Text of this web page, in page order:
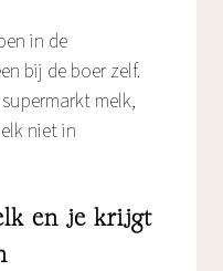
in de
bij de boer zelf.
melk,
niet in
en je krijgt